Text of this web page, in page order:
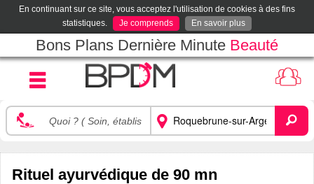
En continuant sur ce site, vous acceptez l'utilisation de cookies à des fins
statistiques.
Je comprends En savoir plus
Bons Plans Dernière Minute Beauté
Rituel ayurvédique de 90 mn